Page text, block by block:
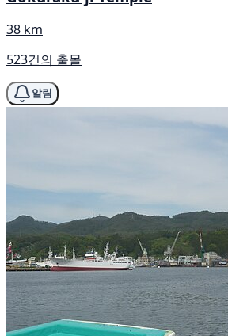
38 km
523건의 출몰
알림